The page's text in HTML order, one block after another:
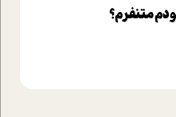
متنفرم؟